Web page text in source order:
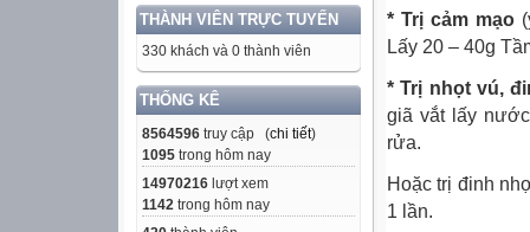
THÀNH VIÊN TRỰC TUYẾN
330 khách và 0 thành viên
THỐNG KÊ
8564596 truy cập (chi tiết)
1095 trong hôm nay
14970216 lượt xem
1142 trong hôm nay
* Trị cảm mạo
Lấy 20 – 40g
* Trị nhọt vú,
giã vắt lấy
rửa.
Hoặc trị đinh
1 lần.